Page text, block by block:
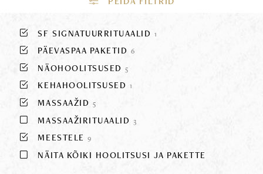
SF SIGNATUURRITUAALID 1
PÄEVASPAA PAKETID 6
NÄOHOOLITSUSED5
KEHAHOOLITSUSED 1
MASSAAŽID 5
MASSAAŽIRITUAALID 3
MEESTELE9
NÄITA KÕIKI HOOLITSUSI JA PAKETTE